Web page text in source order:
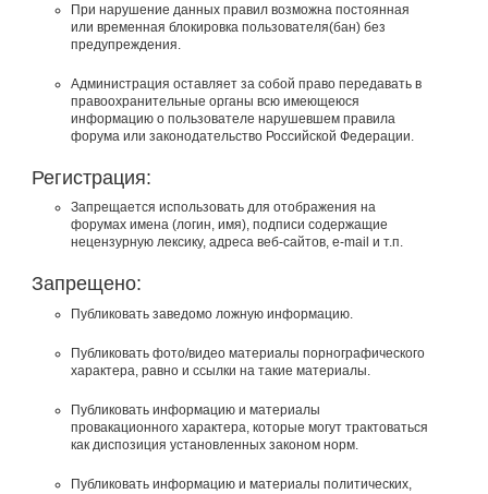
При нарушение данных правил возможна постоянная
или временная блокировка пользователя(бан) без
предупреждения.
Администрация оставляет за собой право передавать в
правоохранительные органы всю имеющеюся
информацию о пользователе нарушевшем правила
форума или законодательство Российской Федерации.
Регистрация:
Запрещается использовать для отображения на
форумах имена (логин, имя), подписи содержащие
нецензурную лексику, адреса веб-сайтов, e-mail и т.п.
Запрещено:
Публиковать заведомо ложнyю инфоpмацию.
Публиковать фото/видео материалы порнографического
характера, равно и ссылки на такие материалы.
Публиковать инфоpмацию и материалы
провакационного характера, которые могут трактоваться
как диспозиция установленных законом норм.
Публиковать информацию и материалы политических,